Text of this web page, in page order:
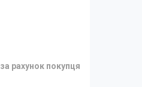
за рахунок покупця